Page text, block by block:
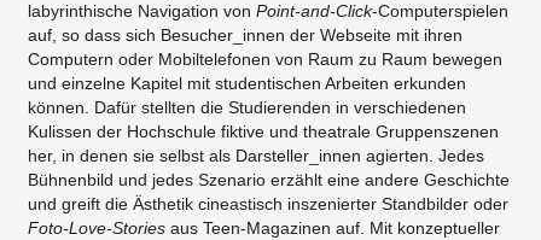
labyrinthische Navigation von Point-and-Click-Computerspielen
auf, so dass sich Besucher_innen der Webseite mit ihren
Computern oder Mobiltelefonen von Raum zu Raum bewegen
und einzelne Kapitel mit studentischen Arbeiten erkunden
können. Dafür stellten die Studierenden in verschiedenen
Kulissen der Hochschule fiktive und theatrale Gruppenszenen
her, in denen sie selbst als Darsteller_innen agierten. Jedes
Bühnenbild und jedes Szenario erzählt eine andere Geschichte
und greift die Ästhetik cineastisch inszenierter Standbilder oder
Foto-Love-Stories aus Teen-Magazinen auf. Mit konzeptueller